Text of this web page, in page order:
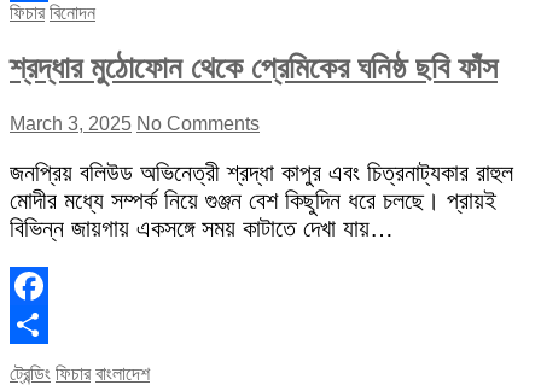
Share
ফিচার বিনোদন
শ্রদ্ধার মুঠোফোন থেকে প্রেমিকের ঘনিষ্ঠ ছবি ফাঁস
March 3, 2025 No Comments
জনপ্রিয় বলিউড অভিনেত্রী শ্রদ্ধা কাপুর এবং চিত্রনাট্যকার রাহুল
মোদীর মধ্যে সম্পর্ক নিয়ে গুঞ্জন বেশ কিছুদিন ধরে চলছে। প্রায়ই
বিভিন্ন জায়গায় একসঙ্গে সময় কাটাতে দেখা যায়…
Facebook
Share
ট্রেন্ডিং ফিচার বাংলাদেশ